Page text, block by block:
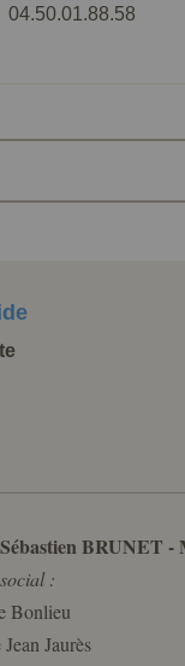
04.50.01.88.58
BRUNET -
:
Bonlieu
Jaurès